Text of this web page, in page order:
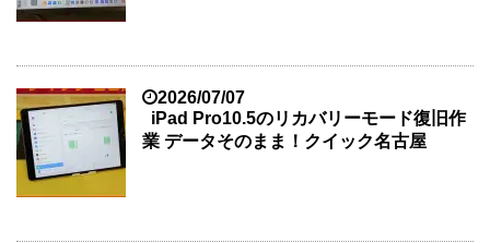
2026/07/07
iPad Pro10.5のリカバリーモード復旧作
業 データそのまま！クイック名古屋